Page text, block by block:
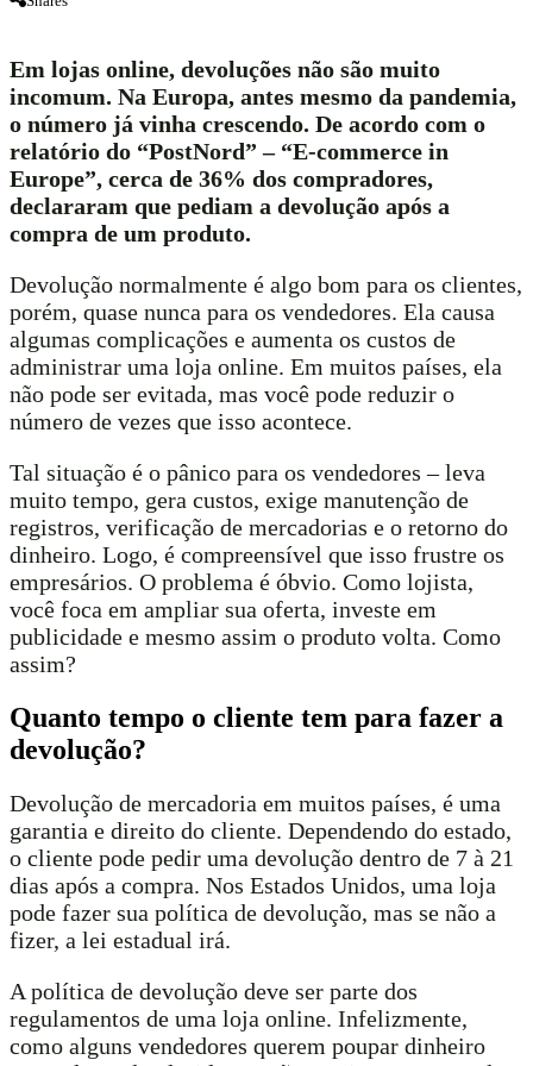
Em lojas online, devoluções não são muito
incomum. Na Europa, antes mesmo da pandemia,
o número já vinha crescendo. De acordo com o
relatório do “PostNord” – “E-commerce in
Europe”, cerca de 36% dos compradores,
declararam que pediam a devolução após a
compra de um produto.
Devolução normalmente é algo bom para os clientes,
porém, quase nunca para os vendedores. Ela causa
algumas complicações e aumenta os custos de
administrar uma loja online. Em muitos países, ela
não pode ser evitada, mas você pode reduzir o
número de vezes que isso acontece.
Tal situação é o pânico para os vendedores – leva
muito tempo, gera custos, exige manutenção de
registros, verificação de mercadorias e o retorno do
dinheiro. Logo, é compreensível que isso frustre os
empresários. O problema é óbvio. Como lojista,
você foca em ampliar sua oferta, investe em
publicidade e mesmo assim o produto volta. Como
assim?
Quanto tempo o cliente tem para fazer a
devolução?
Devolução de mercadoria em muitos países, é uma
garantia e direito do cliente. Dependendo do estado,
o cliente pode pedir uma devolução dentro de 7 à 21
dias após a compra. Nos Estados Unidos, uma loja
pode fazer sua política de devolução, mas se não a
fizer, a lei estadual irá.
A política de devolução deve ser parte dos
regulamentos de uma loja online. Infelizmente,
como alguns vendedores querem poupar dinheiro